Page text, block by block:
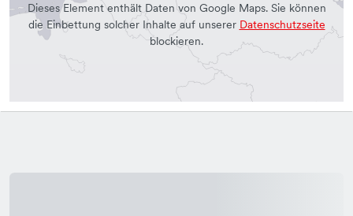
Dieses Element enthält Daten von Google Maps. Sie können
die Einbettung solcher Inhalte auf unserer Datenschutzseite
blockieren.